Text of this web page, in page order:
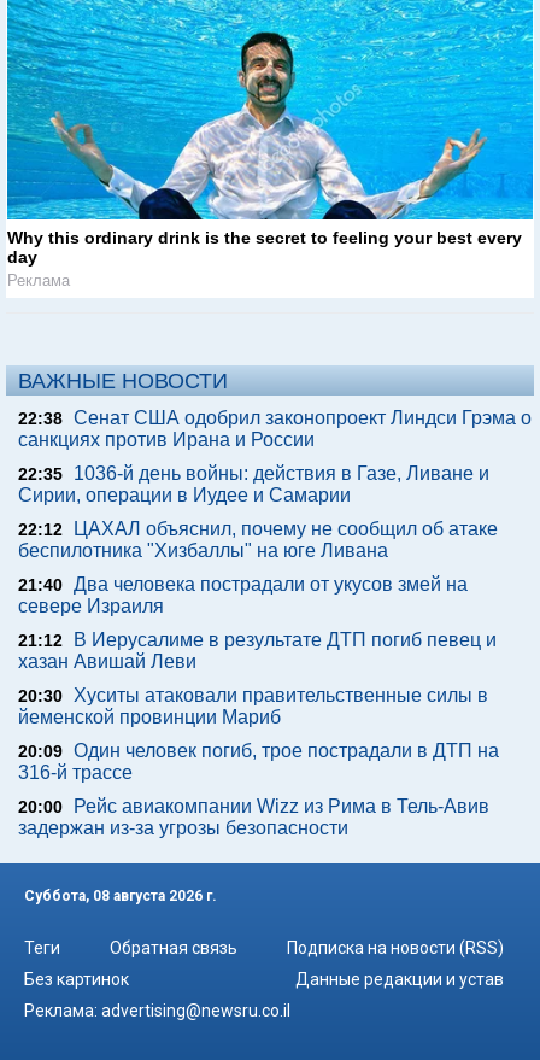
Why this ordinary drink is the secret to feeling your best every
day
Реклама
ВАЖНЫЕ НОВОСТИ
22:38 Сенат США одобрил законопроект Линдси Грэма о
санкциях против Ирана и России
22:35
1036-й день войны: действия в Газе, Ливане и
Сирии, операции в Иудее и Самарии
22:12
ЦАХАЛ объяснил, почему не сообщил об атаке
беспилотника "Хизбаллы" на юге Ливана
21:40 Два человека пострадали от укусов змей на
севере Израиля
21:12
В Иерусалиме в результате ДТП погиб певец и
хазан Авишай Леви
20:30 Хуситы атаковали правительственные силы в
йеменской провинции Мариб
20:09 Один человек погиб, трое пострадали в ДТП на
316-й трассе
20:00
Рейс авиакомпании Wizz из Рима в Тель-Авив
задержан из-за угрозы безопасности
Суббота, 08 августа 2026 г.
Теги Обратная связь
Подписка на новости (RSS)
Без картинок
Данные редакции и устав
Реклама: advertising@newsru.co.il